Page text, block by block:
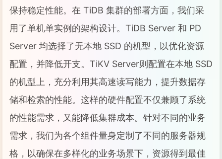
保持稳定性能。在 TiDB 集群的部署方面，我们采
用了单机单实例的架构设计。TiDB Server 和 PD
Server 均选择了无本地 SSD 的机型，以优化资源
配置，并降低开支。TiKV Server则配置在本地 SSD
的机型上，充分利用其高速读写能力，提升数据存
储和检索的性能。这样的硬件配置不仅兼顾了系统
的性能需求，又能降低集群成本。针对不同的业务
需求，我们为各个组件量身定制了不同的服务器规
格，以确保在多样化的业务场景下，资源得到最佳